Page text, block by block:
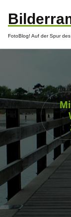
Inhalt
springen
FotoBlog! Auf der Spur